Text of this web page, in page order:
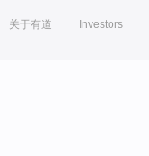
关于有道 Investors